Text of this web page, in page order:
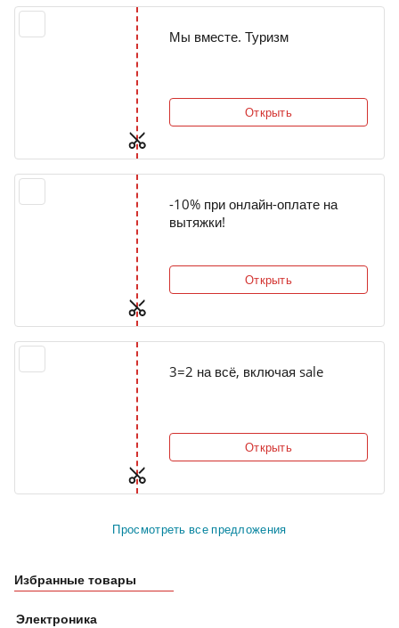
Мы вместе. Туризм
Открыть
-10% при онлайн-оплате на
вытяжки!
Открыть
3=2 на всё, включая sale
Открыть
Просмотреть все предложения
Избранные товары
Электроника